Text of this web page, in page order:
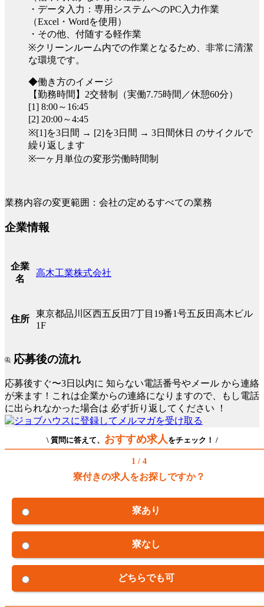
・データ入力：専用システムへのPC入力作業
（Excel・Wordを使用）
・その他、付随する軽作業
※クリーンルーム内での作業となるため、非常に清潔
な環境です。
◆働き方のイメージ
【勤務時間】2交替制（実働7.75時間／休憩60分）
[1] 8:00～16:45
[2] 20:00～4:45
※[1]を3日間 → [2]を3日間 → 3日間休日 のサイクルで
繰り返します
※一ヶ月単位の変形労働時間制
業務内容の変更範囲：会社の定めるすべての業務
企業情報
企業
名
高木工業株式会社
住所
東京都品川区西五反田7丁目19番1号五反田高木ビル
1F
応募後の流れ
応募後すぐ〜3日以内に 知らない電話番号やメール から連絡
が来ます！これは企業からの連絡になりますので、もし電話
に出られなかった場合は 必ず折り返してください ！
\ 質問に答えて、 おすすめ求人をチェック！ /
1 / 4
寮付きの求人をお探しですか？
寮あり
寮なし
どちらでも可